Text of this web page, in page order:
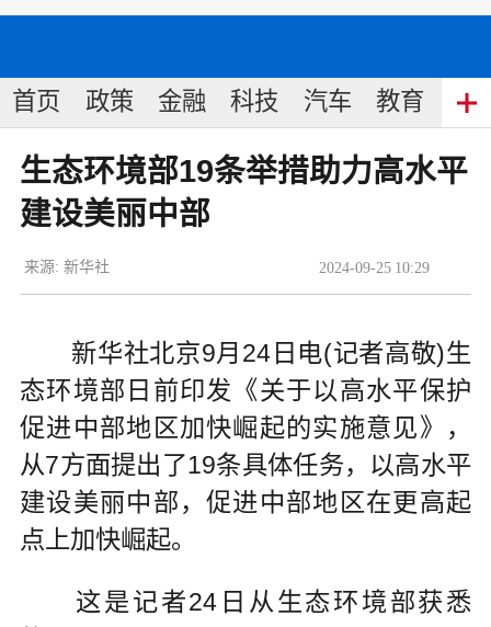
首页 政策 金融 科技 汽车 教育 食
生态环境部19条举措助力高水平
建设美丽中部
2024-09-25 10:29
来源: 新华社
新华社北京9月24日电(记者高敬)生
态环境部日前印发《关于以高水平保护
促进中部地区加快崛起的实施意见》，
从7方面提出了19条具体任务，以高水平
建设美丽中部，促进中部地区在更高起
点上加快崛起。
这是记者24日从生态环境部获悉